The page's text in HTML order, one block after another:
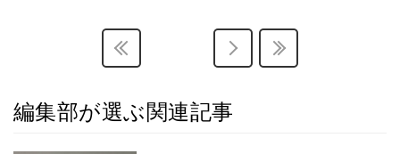
編集部が選ぶ関連記事